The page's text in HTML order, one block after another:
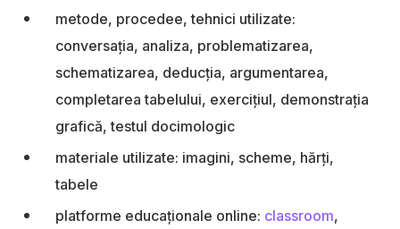
metode, procedee, tehnici utilizate:
conversația, analiza, problematizarea,
schematizarea, deducția, argumentarea,
completarea tabelului, exercițiul, demonstrația
grafică, testul docimologic
materiale utilizate: imagini, scheme, hărți,
tabele
platforme educaționale online: classroom,